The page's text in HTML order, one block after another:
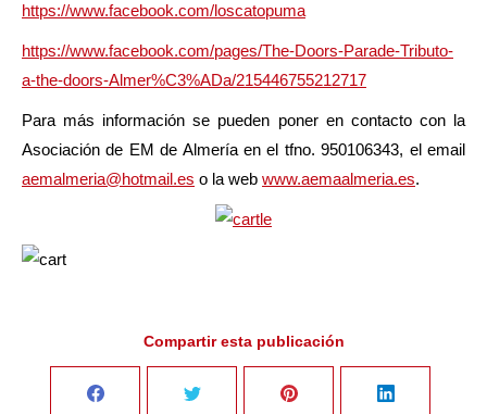
https://www.facebook.com/loscatopuma
https://www.facebook.com/pages/The-Doors-Parade-Tributo-
a-the-doors-Almer%C3%ADa/215446755212717
Para más información se pueden poner en contacto con la
Asociación de EM de Almería en el tfno. 950106343, el email
aemalmeria@hotmail.es o la web www.aemaalmeria.es.
Compartir esta publicación
Share Share Share